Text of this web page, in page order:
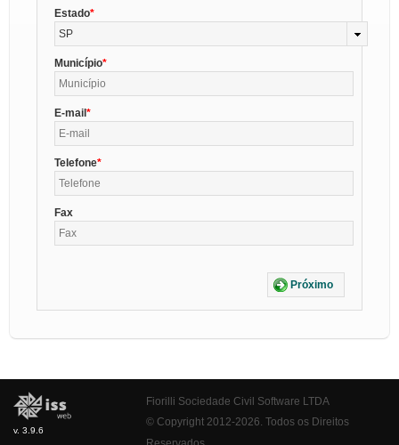
Estado
SP
Município
E-mail
Telefone
Fax
Próximo
v. 3.9.6
Fiorilli Sociedade Civil Software LTDA
© Copyright 2012-2026. Todos os Direitos